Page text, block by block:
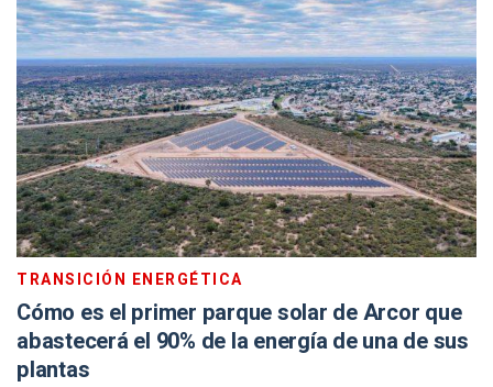
TRANSICIÓN ENERGÉTICA
Cómo es el primer parque solar de Arcor que
abastecerá el 90% de la energía de una de sus
plantas